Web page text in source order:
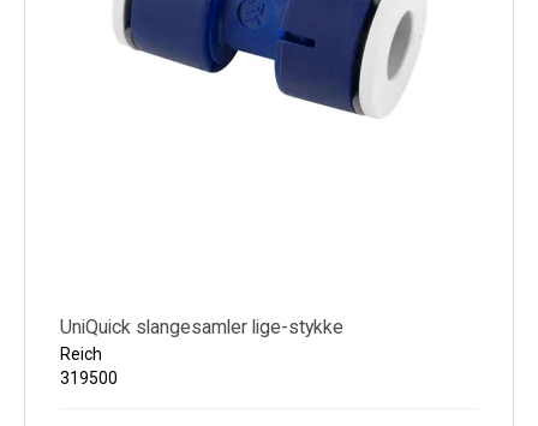
UniQuick slangesamler lige-stykke
Reich
319500